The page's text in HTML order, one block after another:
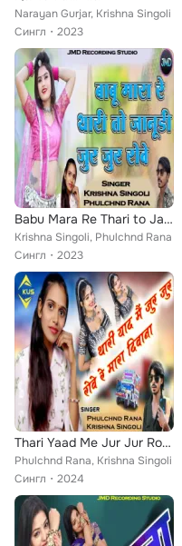
Narayan Gurjar, Krishna Singoli
Сингл
2023
Babu Mara Re Thari to Janudi Jur Jur Rove
Krishna Singoli, Phulchnd Rana
Сингл
2023
Thari Yaad Me Jur Jur Rove Re Mara Diwana
Phulchnd Rana, Krishna Singoli
Сингл
2024